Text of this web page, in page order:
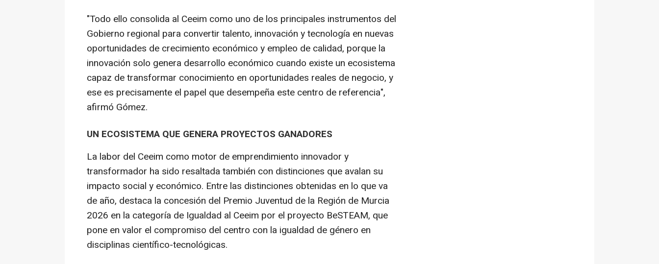
"Todo ello consolida al Ceeim como uno de los principales instrumentos del
Gobierno regional para convertir talento, innovación y tecnología en nuevas
oportunidades de crecimiento económico y empleo de calidad, porque la
innovación solo genera desarrollo económico cuando existe un ecosistema
capaz de transformar conocimiento en oportunidades reales de negocio, y
ese es precisamente el papel que desempeña este centro de referencia",
afirmó Gómez.
UN ECOSISTEMA QUE GENERA PROYECTOS GANADORES
La labor del Ceeim como motor de emprendimiento innovador y
transformador ha sido resaltada también con distinciones que avalan su
impacto social y económico. Entre las distinciones obtenidas en lo que va
de año, destaca la concesión del Premio Juventud de la Región de Murcia
2026 en la categoría de Igualdad al Ceeim por el proyecto BeSTEAM, que
pone en valor el compromiso del centro con la igualdad de género en
disciplinas científico-tecnológicas.